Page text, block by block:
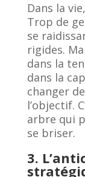
Dans la
Trop de
se
rigides.
dans la
dans la
changer
l’objectif.
arbre qui
se briser.
3.